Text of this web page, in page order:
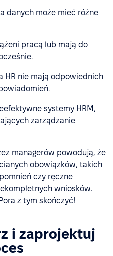
danych może mieć różne
pracą lub mają do
HR nie mają odpowiednich
systemy HRM,
zarządzanie
managerów powodują, że
obowiązków, takich
czy ręczne
wniosków.
z tym skończyć!
i zaprojektuj